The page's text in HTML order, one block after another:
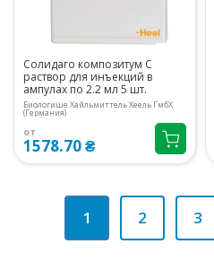
Солидаго композитум С
раствор для инъекций в
ампулах по 2.2 мл 5 шт.
Биологише Хайльмиттель Хеель ГмбХ
(Германия)
от
1578.70 ₴
1 2 3